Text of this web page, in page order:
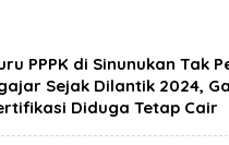
PPPK di Sinunukan Tak
Sejak Dilantik 2024,
Diduga Tetap Cair